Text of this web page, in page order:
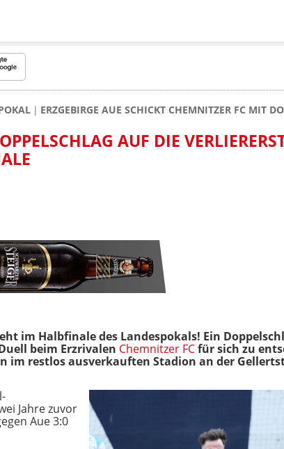
ERZGEBIRGE AUE SCHICKT CHEMNITZER FC MIT
AUF DIE
im Halbfinale des Landespokals! Ein
beim Erzrivalen Chemnitzer FCfür sich zu
im restlos ausverkauften Stadion an der
Jahre zuvor
Aue 3:0